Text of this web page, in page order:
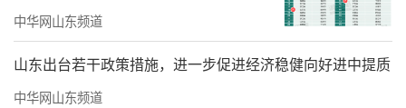
中华网山东频道
山东出台若干政策措施，进一步促进经济稳健向好进中提质
中华网山东频道